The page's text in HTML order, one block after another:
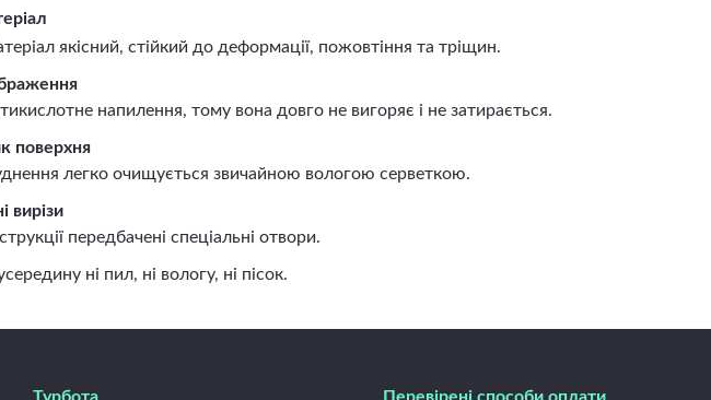
якісний, стійкий до деформації, пожовтіння та тріщин.
напилення, тому вона довго не вигоряє і не затирається.
поверхня
легко очищується звичайною вологою серветкою.
вирізи
передбачені спеціальні отвори.
ні пил, ні вологу, ні пісок.